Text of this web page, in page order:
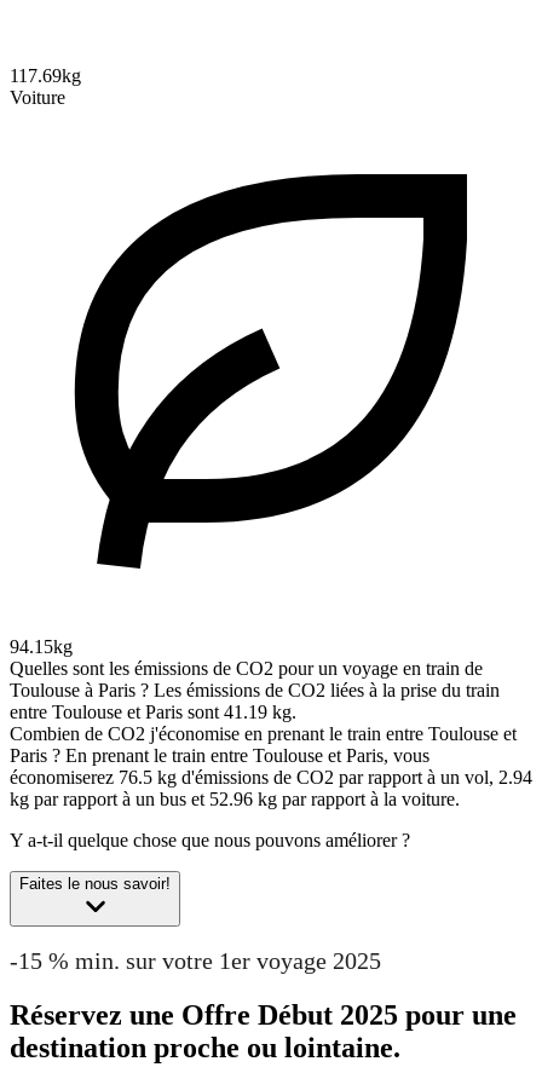
117.69kg
Voiture
94.15kg
Quelles sont les émissions de CO2 pour un voyage en train de
Toulouse à Paris ? Les émissions de CO2 liées à la prise du train
entre Toulouse et Paris sont 41.19 kg.
Combien de CO2 j'économise en prenant le train entre Toulouse et
Paris ? En prenant le train entre Toulouse et Paris, vous
économiserez 76.5 kg d'émissions de CO2 par rapport à un vol, 2.94
kg par rapport à un bus et 52.96 kg par rapport à la voiture.
Y a-t-il quelque chose que nous pouvons améliorer ?
Faites le nous savoir!
-15 % min. sur votre 1er voyage 2025
Réservez une Offre Début 2025 pour une
destination proche ou lointaine.